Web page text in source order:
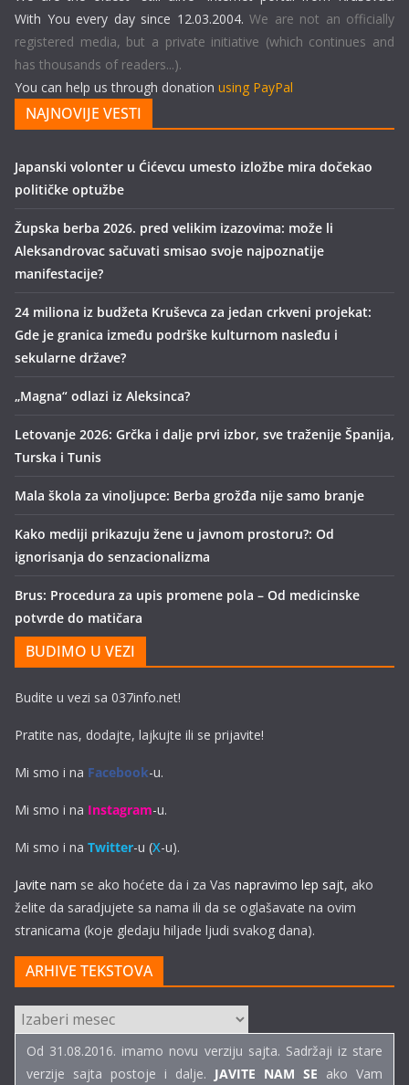
With You every day since 12.03.2004. We are not an officially
registered media, but a private initiative (which continues and
has thousands of readers...).
You can help us through donation using PayPal
NAJNOVIJE VESTI
Japanski volonter u Ćićevcu umesto izložbe mira dočekao
političke optužbe
Župska berba 2026. pred velikim izazovima: može li
Aleksandrovac sačuvati smisao svoje najpoznatije
manifestacije?
24 miliona iz budžeta Kruševca za jedan crkveni projekat:
Gde je granica između podrške kulturnom nasleđu i
sekularne države?
„Magna“ odlazi iz Aleksinca?
Letovanje 2026: Grčka i dalje prvi izbor, sve traženije Španija,
Turska i Tunis
Mala škola za vinoljupce: Berba grožđa nije samo branje
Kako mediji prikazuju žene u javnom prostoru?: Od
ignorisanja do senzacionalizma
Brus: Procedura za upis promene pola – Od medicinske
potvrde do matičara
BUDIMO U VEZI
Budite u vezi sa 037info.net!
Pratite nas, dodajte, lajkujte ili se prijavite!
Mi smo i na Facebook-u.
Mi smo i na Instagram-u.
Mi smo i na Twitter-u (X-u).
Javite nam se ako hoćete da i za Vas napravimo lep sajt, ako
želite da saradjujete sa nama ili da se oglašavate na ovim
stranicama (koje gledaju hiljade ljudi svakog dana).
ARHIVE TEKSTOVA
ARHIVE
TEKSTOVA
Od 31.08.2016. imamo novu verziju sajta. Sadržaji iz stare
verzije sajta postoje i dalje. JAVITE NAM SE ako Vam